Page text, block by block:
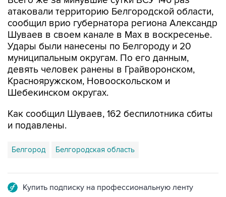
Шуваев в своем канале в Мах в воскресенье.
Удары были нанесены по Белгороду и 20
муниципальным округам. По его данным,
девять человек ранены в Грайворонском,
Краснояружском, Новооскольском и
Шебекинском округах.
Как сообщил Шуваев, 162 беспилотника сбиты
Белгород Белгородская область
Подписаться на рассылку главных новостей сайта